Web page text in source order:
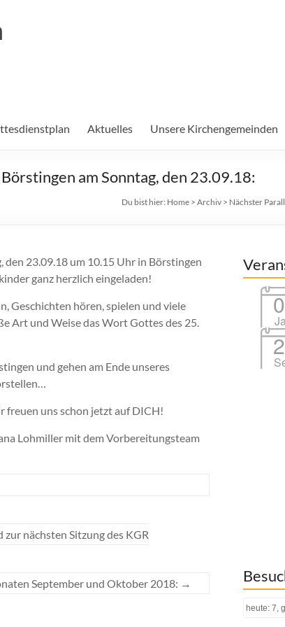
Aktuelles Unsere Kirchengemeinden
am Sonntag, den 23.09.18:
Du bist hier: Home > Archiv > Nächster
23.09.18 um 10.15 Uhr in Börstingen
ganz herzlich eingeladen!
Geschichten hören, spielen und viele
Art und Weise das Wort Gottes des 25.
und gehen am Ende unseres
freuen uns schon jetzt auf DICH!
Lohmiller mit dem Vorbereitungsteam
nächsten Sitzung des KGR
September und Oktober 2018: →
heute: 7,